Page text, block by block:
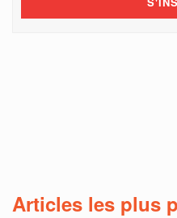
Articles les plus